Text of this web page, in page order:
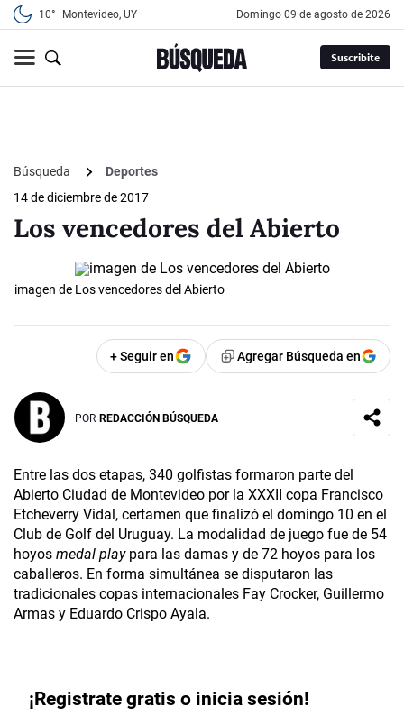
10° Montevideo, UY domingo 09 de agosto de 2026
Suscribite
Búsqueda
Deportes
14 de diciembre de 2017
Los vencedores del Abierto
imagen de Los vencedores del Abierto
+ Seguir en Agregar Búsqueda en
POR REDACCIÓN BÚSQUEDA
Entre las dos etapas, 340 golfistas formaron parte del
Abierto Ciudad de Montevideo por la XXXII copa Francisco
Etcheverry Vidal, certamen que finalizó el domingo 10 en el
Club de Golf del Uruguay. La modalidad de juego fue de 54
hoyos medal playpara las damas y de 72 hoyos para los
caballeros. En forma simultánea se disputaron las
tradicionales copas internacionales Fay Crocker, Guillermo
Armas y Eduardo Crispo Ayala.
¡Registrate gratis o inicia sesión!